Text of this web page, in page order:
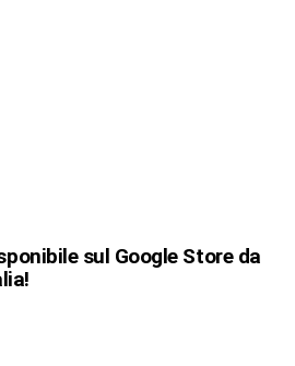
sul Google Store da